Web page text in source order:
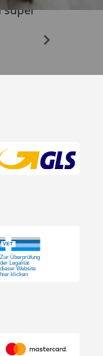
super